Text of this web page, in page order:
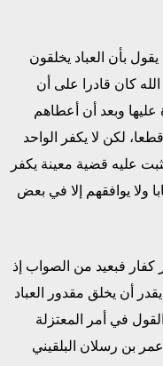
بأن العباد يخلقون
الله كان قادرا على أن
عليها وبعد أن أعطاهم
لكن لا يكفر الواحد
عليه قضية معينة يكفر
ولا يوافقهم إلا في بعض
كفار فبعيد من الصواب إذ
أن يخلق مقدور العباد
في أمر المعتزلة
بن رسلان البلقيني